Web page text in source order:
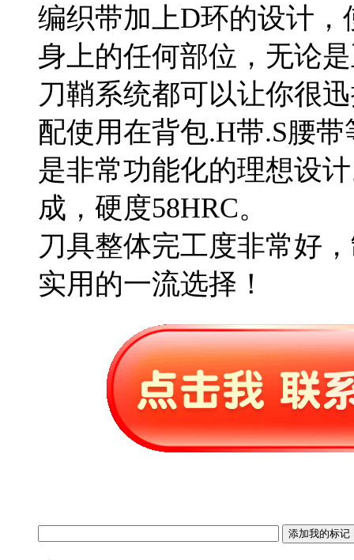
编织带加上D环的设计
身上的任何部位，无论
刀鞘系统都可以让你很
配使用在背包.H带.S腰
是非常功能化的理想设
成，硬度58HRC。
刀具整体完工度非常好
实用的一流选择！